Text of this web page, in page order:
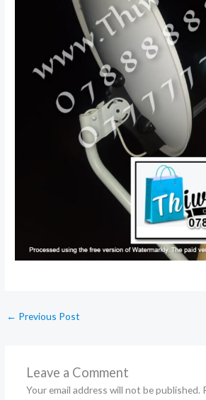
← Previous Post
Leave a Comment
Your email address will not be published.